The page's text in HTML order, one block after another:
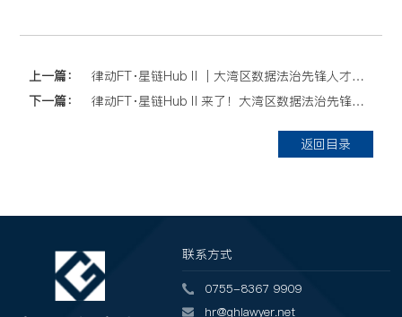
上一篇：
律动FT·星链HubⅡ｜大湾区数据法治先锋人才成长计划第二期课程精彩回顾
下一篇：
律动FT·星链HubⅡ来了！大湾区数据法治先锋人才成长计划首期课程回顾
返回目录
联系方式
0755-8367 9909
hr@ghlawyer.net